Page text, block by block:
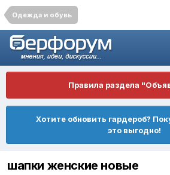
Одежда и обувь
Правила раздела
Хотите обновить гардероб?
это выгодно!
шапки женские новые